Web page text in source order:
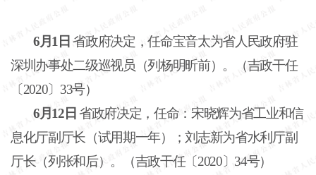
6月1日 省政府决定，任命宝音太为省人民政府驻
深圳办事处二级巡视员（列杨明昕前）。（吉政干任
〔2020〕33号）
6月12日 省政府决定，任命：宋晓辉为省工业和信
息化厅副厅长（试用期一年）；刘志新为省水利厅副
厅长（列张和后）。（吉政干任〔2020〕34号）